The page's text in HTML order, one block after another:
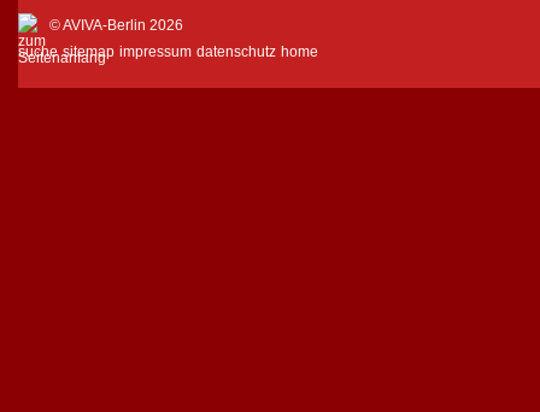
© AVIVA-Berlin 2026
suche sitemap impressum datenschutz home